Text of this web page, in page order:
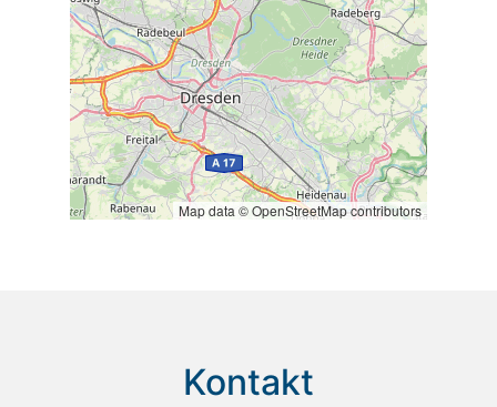
Map data © OpenStreetMap contributors
Kontakt